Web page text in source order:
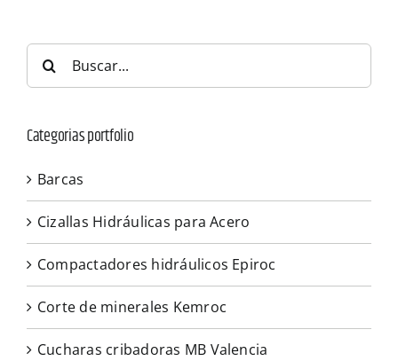
Categorias portfolio
Barcas
Cizallas Hidráulicas para Acero
Compactadores hidráulicos Epiroc
Corte de minerales Kemroc
Cucharas cribadoras MB Valencia